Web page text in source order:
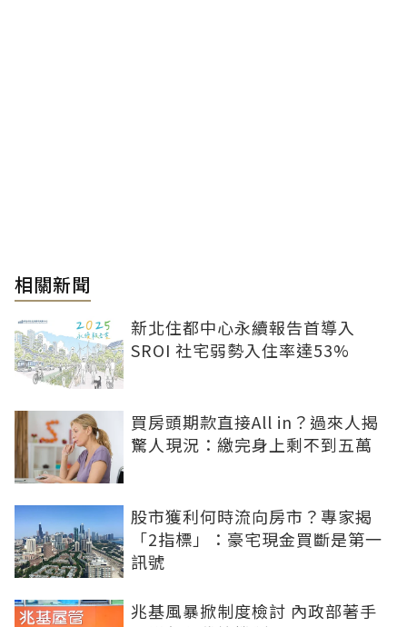
相關新聞
新北住都中心永續報告首導入
SROI 社宅弱勢入住率達53%
買房頭期款直接All in？過來人揭
驚人現況：繳完身上剩不到五萬
股市獲利何時流向房市？專家揭
「2指標」：豪宅現金買斷是第一
訊號
兆基風暴掀制度檢討 內政部著手